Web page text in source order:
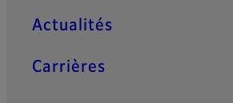
Actualités
Carrières